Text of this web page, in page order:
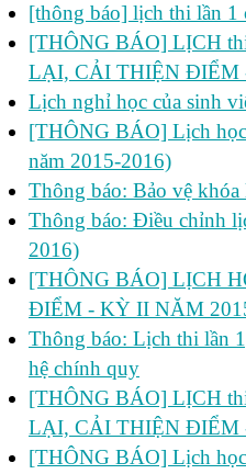
[thông báo] lịch thi lần 1
[THÔNG BÁO] LỊCH thi
LẠI, CẢI THIỆN ĐIỂM
Lịch nghỉ học của sinh
[THÔNG BÁO] Lịch
năm 2015-2016)
Thông báo: Bảo vệ
Thông báo: Điều chỉnh
2016)
[THÔNG BÁO] LỊCH
ĐIỂM - KỲ II NĂM
Thông báo: Lịch thi lần
hệ chính quy
[THÔNG BÁO] LỊCH thi
LẠI, CẢI THIỆN ĐIỂM
[THÔNG BÁO] Lịch